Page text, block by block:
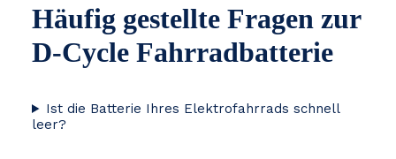
Häufig gestellte Fragen zur
D-Cycle Fahrradbatterie
Ist die Batterie Ihres Elektrofahrrads schnell
leer?